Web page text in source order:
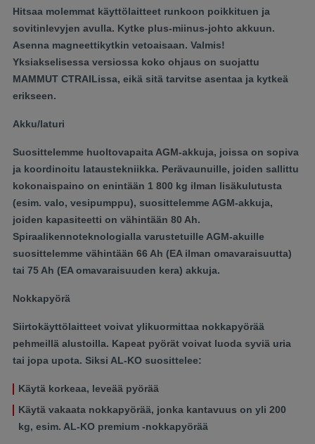
Hitsaa molemmat käyttölaitteet runkoon poikkituen ja
sovitinlevyjen avulla. Kytke plus-miinus-johto akkuun.
Asenna magneettikytkin vetoaisaan. Valmis!
Yksiakselisessa versiossa koko ohjaus on suojattu
MAMMUT CTRAILissa, eikä sitä tarvitse asentaa ja kytkeä
erikseen.
Akku/laturi
Suosittelemme huoltovapaita AGM-akkuja, joissa on sopiva
ja koordinoitu lataustekniikka. Perävaunuille, joiden sallittu
kokonaispaino on enintään 1 800 kg ilman lisäkulutusta
(esim. valo, vesipumppu), suosittelemme AGM-akkuja,
joiden kapasiteetti on vähintään 80 Ah.
Spiraalikennoteknologialla varustetuille AGM-akuille
suosittelemme vähintään 66 Ah (EA ilman omavaraisuutta)
tai 75 Ah (EA omavaraisuuden kera) akkuja.
Nokkapyörä
Siirtokäyttölaitteet voivat ylikuormittaa nokkapyörää
pehmeillä alustoilla. Kapeat pyörät voivat luoda syviä uria
tai jopa upota. Siksi AL-KO suosittelee:
Käytä korkeaa, leveää pyörää
Käytä vakaata nokkapyörää, jonka kantavuus on yli 200
kg, esim. AL-KO premium -nokkapyörää